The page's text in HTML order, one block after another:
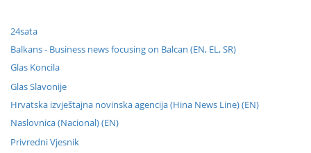
24sata
Balkans - Business news focusing on Balcan (EN, EL, SR)
Glas Koncila
Glas Slavonije
Hrvatska izvještajna novinska agencija (Hina News Line) (EN)
Naslovnica (Nacional) (EN)
Privredni Vjesnik